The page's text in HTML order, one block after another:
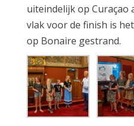
uiteindelijk op Curaçao
vlak voor de finish is
op Bonaire gestrand.